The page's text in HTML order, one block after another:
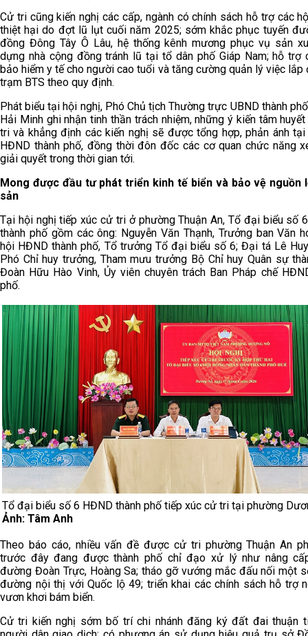
Cử tri cũng kiến nghị các cấp, ngành có chính sách hỗ trợ các
thiệt hại do đợt lũ lụt cuối năm 2025; sớm khắc phục tuyến
đồng Đông Tây Ô Lâu, hệ thống kênh mương phục vụ sản
dựng nhà cộng đồng tránh lũ tại tổ dân phố Giáp Nam; hỗ trợ
bảo hiểm y tế cho người cao tuổi và tăng cường quản lý việc lắp
trạm BTS theo quy định.
Phát biểu tại hội nghị, Phó Chủ tịch Thường trực UBND thành
Hải Minh ghi nhận tinh thần trách nhiệm, những ý kiến tâm
tri và khẳng định các kiến nghị sẽ được tổng hợp, phản ánh
HĐND thành phố, đồng thời đôn đốc các cơ quan chức năng
giải quyết trong thời gian tới.
Mong được đầu tư phát triển kinh tế biển và bảo vệ nguồn
sản
Tại hội nghị tiếp xúc cử tri ở phường Thuận An, Tổ đại biểu số
thành phố gồm các ông: Nguyễn Văn Thạnh, Trưởng ban Văn
hội HĐND thành phố, Tổ trưởng Tổ đại biểu số 6; Đại tá Lê
Phó Chỉ huy trưởng, Tham mưu trưởng Bộ Chỉ huy Quân sự
Đoàn Hữu Hào Vinh, Ủy viên chuyên trách Ban Pháp chế
phố.
Tổ đại biểu số 6 HĐND thành phố tiếp xúc cử tri tại phường
Ảnh: Tâm Anh
Theo báo cáo, nhiều vấn đề được cử tri phường Thuận An
trước đây đang được thành phố chỉ đạo xử lý như nâng
đường Đoàn Trực, Hoàng Sa; tháo gỡ vướng mắc đấu nối một
đường nội thị với Quốc lộ 49; triển khai các chính sách hỗ trợ
vươn khơi bám biển.
Cử tri kiến nghị sớm bố trí chi nhánh đăng ký đất đai thuận